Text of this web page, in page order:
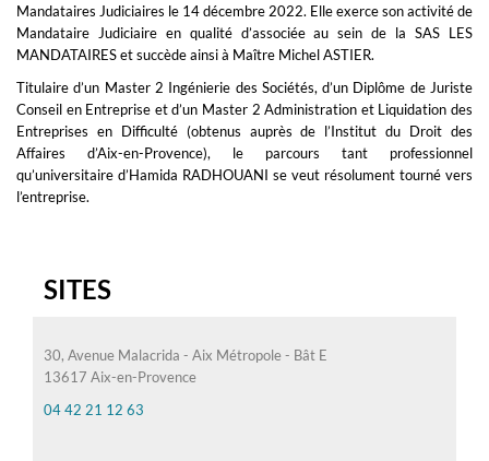
Mandataires Judiciaires le 14 décembre 2022. Elle exerce son activité de
Mandataire Judiciaire en qualité d’associée au sein de la SAS LES
MANDATAIRES et succède ainsi à Maître Michel ASTIER.
Titulaire d’un Master 2 Ingénierie des Sociétés, d’un Diplôme de Juriste
Conseil en Entreprise et d’un Master 2 Administration et Liquidation des
Entreprises en Difficulté (obtenus auprès de l’Institut du Droit des
Affaires d’Aix-en-Provence), le parcours tant professionnel
qu’universitaire d’Hamida RADHOUANI se veut résolument tourné vers
l’entreprise.
SITES
30, Avenue Malacrida - Aix Métropole - Bât E
13617 Aix-en-Provence
04 42 21 12 63